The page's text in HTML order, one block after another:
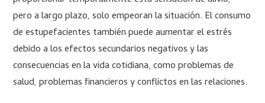
pero a largo plazo, solo empeoran la situación. El consumo
de estupefacientes también puede aumentar el estrés
debido a los efectos secundarios negativos y las
consecuencias en la vida cotidiana, como problemas de
salud, problemas financieros y conflictos en las relaciones.